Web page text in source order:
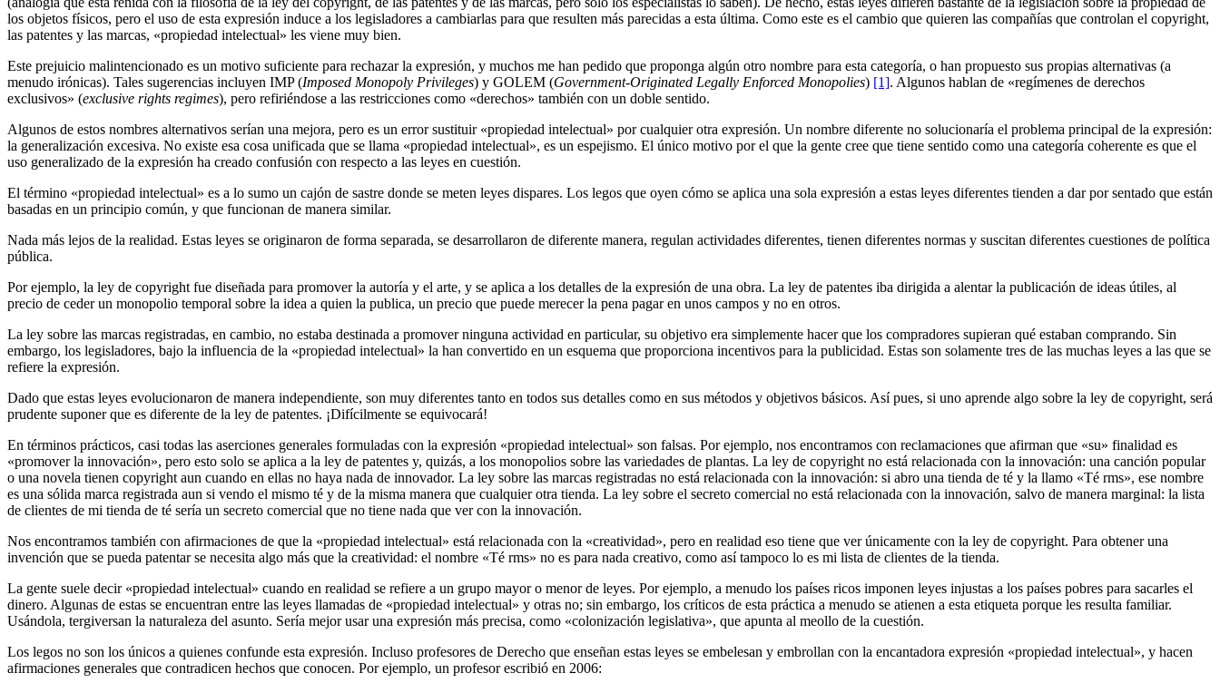
los objetos físicos, pero el uso de esta expresión induce a los legisladores a cambiarlas para que resulten más parecidas a esta última. Como este es el cambio que quieren las compañías que controlan el copyright,
las patentes y las marcas, «propiedad intelectual» les viene muy bien.
Este prejuicio malintencionado es un motivo suficiente para rechazar la expresión, y muchos me han pedido que proponga algún otro nombre para esta categoría, o han propuesto sus propias alternativas (a
menudo irónicas). Tales sugerencias incluyen IMP (Imposed Monopoly Privileges) y GOLEM (Government-Originated Legally Enforced Monopolies) [1]. Algunos hablan de «regímenes de derechos
exclusivos» (exclusive rights regimes), pero refiriéndose a las restricciones como «derechos» también con un doble sentido.
Algunos de estos nombres alternativos serían una mejora, pero es un error sustituir «propiedad intelectual» por cualquier otra expresión. Un nombre diferente no solucionaría el problema principal de la expresión:
la generalización excesiva. No existe esa cosa unificada que se llama «propiedad intelectual», es un espejismo. El único motivo por el que la gente cree que tiene sentido como una categoría coherente es que el
uso generalizado de la expresión ha creado confusión con respecto a las leyes en cuestión.
El término «propiedad intelectual» es a lo sumo un cajón de sastre donde se meten leyes dispares. Los legos que oyen cómo se aplica una sola expresión a estas leyes diferentes tienden a dar por sentado que están
basadas en un principio común, y que funcionan de manera similar.
Nada más lejos de la realidad. Estas leyes se originaron de forma separada, se desarrollaron de diferente manera, regulan actividades diferentes, tienen diferentes normas y suscitan diferentes cuestiones de política
pública.
Por ejemplo, la ley de copyright fue diseñada para promover la autoría y el arte, y se aplica a los detalles de la expresión de una obra. La ley de patentes iba dirigida a alentar la publicación de ideas útiles, al
precio de ceder un monopolio temporal sobre la idea a quien la publica, un precio que puede merecer la pena pagar en unos campos y no en otros.
La ley sobre las marcas registradas, en cambio, no estaba destinada a promover ninguna actividad en particular, su objetivo era simplemente hacer que los compradores supieran qué estaban comprando. Sin
embargo, los legisladores, bajo la influencia de la «propiedad intelectual» la han convertido en un esquema que proporciona incentivos para la publicidad. Estas son solamente tres de las muchas leyes a las que se
refiere la expresión.
Dado que estas leyes evolucionaron de manera independiente, son muy diferentes tanto en todos sus detalles como en sus métodos y objetivos básicos. Así pues, si uno aprende algo sobre la ley de copyright, será
prudente suponer que es diferente de la ley de patentes. ¡Difícilmente se equivocará!
En términos prácticos, casi todas las aserciones generales formuladas con la expresión «propiedad intelectual» son falsas. Por ejemplo, nos encontramos con reclamaciones que afirman que «su» finalidad es
«promover la innovación», pero esto solo se aplica a la ley de patentes y, quizás, a los monopolios sobre las variedades de plantas. La ley de copyright no está relacionada con la innovación: una canción popular
o una novela tienen copyright aun cuando en ellas no haya nada de innovador. La ley sobre las marcas registradas no está relacionada con la innovación: si abro una tienda de té y la llamo «Té rms», ese nombre
es una sólida marca registrada aun si vendo el mismo té y de la misma manera que cualquier otra tienda. La ley sobre el secreto comercial no está relacionada con la innovación, salvo de manera marginal: la lista
de clientes de mi tienda de té sería un secreto comercial que no tiene nada que ver con la innovación.
Nos encontramos también con afirmaciones de que la «propiedad intelectual» está relacionada con la «creatividad», pero en realidad eso tiene que ver únicamente con la ley de copyright. Para obtener una
invención que se pueda patentar se necesita algo más que la creatividad: el nombre «Té rms» no es para nada creativo, como así tampoco lo es mi lista de clientes de la tienda.
La gente suele decir «propiedad intelectual» cuando en realidad se refiere a un grupo mayor o menor de leyes. Por ejemplo, a menudo los países ricos imponen leyes injustas a los países pobres para sacarles el
dinero. Algunas de estas se encuentran entre las leyes llamadas de «propiedad intelectual» y otras no; sin embargo, los críticos de esta práctica a menudo se atienen a esta etiqueta porque les resulta familiar.
Usándola, tergiversan la naturaleza del asunto. Sería mejor usar una expresión más precisa, como «colonización legislativa», que apunta al meollo de la cuestión.
Los legos no son los únicos a quienes confunde esta expresión. Incluso profesores de Derecho que enseñan estas leyes se embelesan y embrollan con la encantadora expresión «propiedad intelectual», y hacen
afirmaciones generales que contradicen hechos que conocen. Por ejemplo, un profesor escribió en 2006: